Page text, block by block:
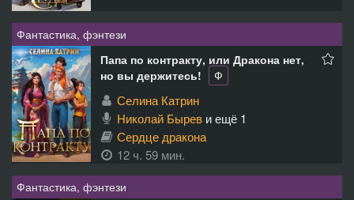
Фантастика, фэнтези
Папа по контракту, или Дракона нет,
но вы держитесь!
Ф
Селина Катрин
Николай Бырев и ещё 1
Сердце дракона
12 ч. 59 мин.
Фантастика, фэнтези